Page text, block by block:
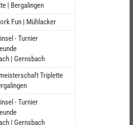
| Bergalingen
Fun | Mühlacker
- Turnier
| Gernsbach
Triplette
- Turnier
| Gernsbach